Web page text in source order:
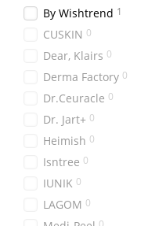
By Wishtrend 1
CUSKIN 0
Dear, Klairs 0
Derma Factory 0
Dr.Ceuracle 0
Dr. Jart+ 0
Heimish 0
Isntree 0
IUNIK 0
LAGOM 0